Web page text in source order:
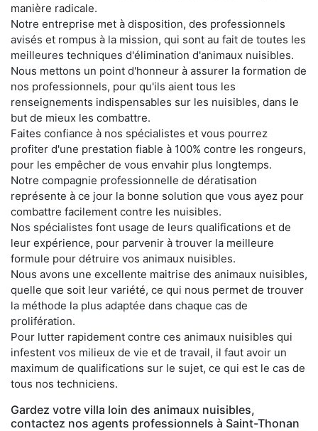
manière radicale.
Notre entreprise met à disposition, des professionnels
avisés et rompus à la mission, qui sont au fait de toutes les
meilleures techniques d'élimination d'animaux nuisibles.
Nous mettons un point d'honneur à assurer la formation de
nos professionnels, pour qu'ils aient tous les
renseignements indispensables sur les nuisibles, dans le
but de mieux les combattre.
Faites confiance à nos spécialistes et vous pourrez
profiter d'une prestation fiable à 100% contre les rongeurs,
pour les empêcher de vous envahir plus longtemps.
Notre compagnie professionnelle de dératisation
représente à ce jour la bonne solution que vous ayez pour
combattre facilement contre les nuisibles.
Nos spécialistes font usage de leurs qualifications et de
leur expérience, pour parvenir à trouver la meilleure
formule pour détruire vos animaux nuisibles.
Nous avons une excellente maitrise des animaux nuisibles,
quelle que soit leur variété, ce qui nous permet de trouver
la méthode la plus adaptée dans chaque cas de
prolifération.
Pour lutter rapidement contre ces animaux nuisibles qui
infestent vos milieux de vie et de travail, il faut avoir un
maximum de qualifications sur le sujet, ce qui est le cas de
tous nos techniciens.
Gardez votre villa loin des animaux nuisibles,
contactez nos agents professionnels à Saint-Thonan